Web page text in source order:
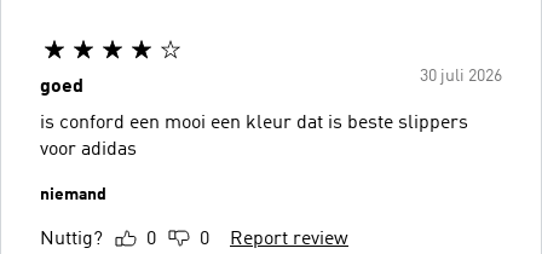
30 juli 2026
goed
is conford een mooi een kleur dat is beste slippers
voor adidas
niemand
Nuttig? 0 0 Report review